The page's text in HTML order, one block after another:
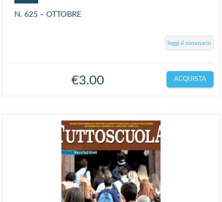
N. 625 – OTTOBRE
leggi il sommario
€3.00 ACQUISTA